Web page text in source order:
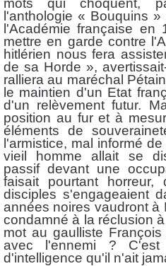
mots qui choquent,
l'anthologie « Bouquins
l'Académie française
mettre en garde contre
hitlérien nous fera
de sa Horde »,
ralliera au maréchal
le maintien d'un Etat
d'un relèvement futur.
position au fur et à
éléments de
l'armistice, mal informé
vieil homme allait se
passif devant une
faisait pourtant
disciples s'engageaient
années noires vaudront à
condamné à la réclusion
mot au gaulliste
avec l'ennemi ?
d'intelligence qu'il n'ait